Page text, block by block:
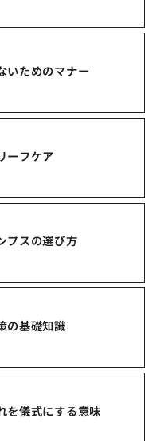
いためのマナー
ーフケア
プスの選び方
の基礎知識
を儀式にする意味